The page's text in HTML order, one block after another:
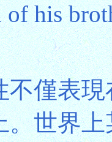
of his
不僅表
。世界